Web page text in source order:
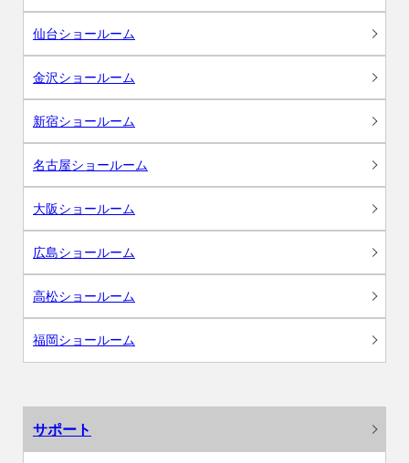
仙台ショールーム
金沢ショールーム
新宿ショールーム
名古屋ショールーム
大阪ショールーム
広島ショールーム
高松ショールーム
福岡ショールーム
サポート